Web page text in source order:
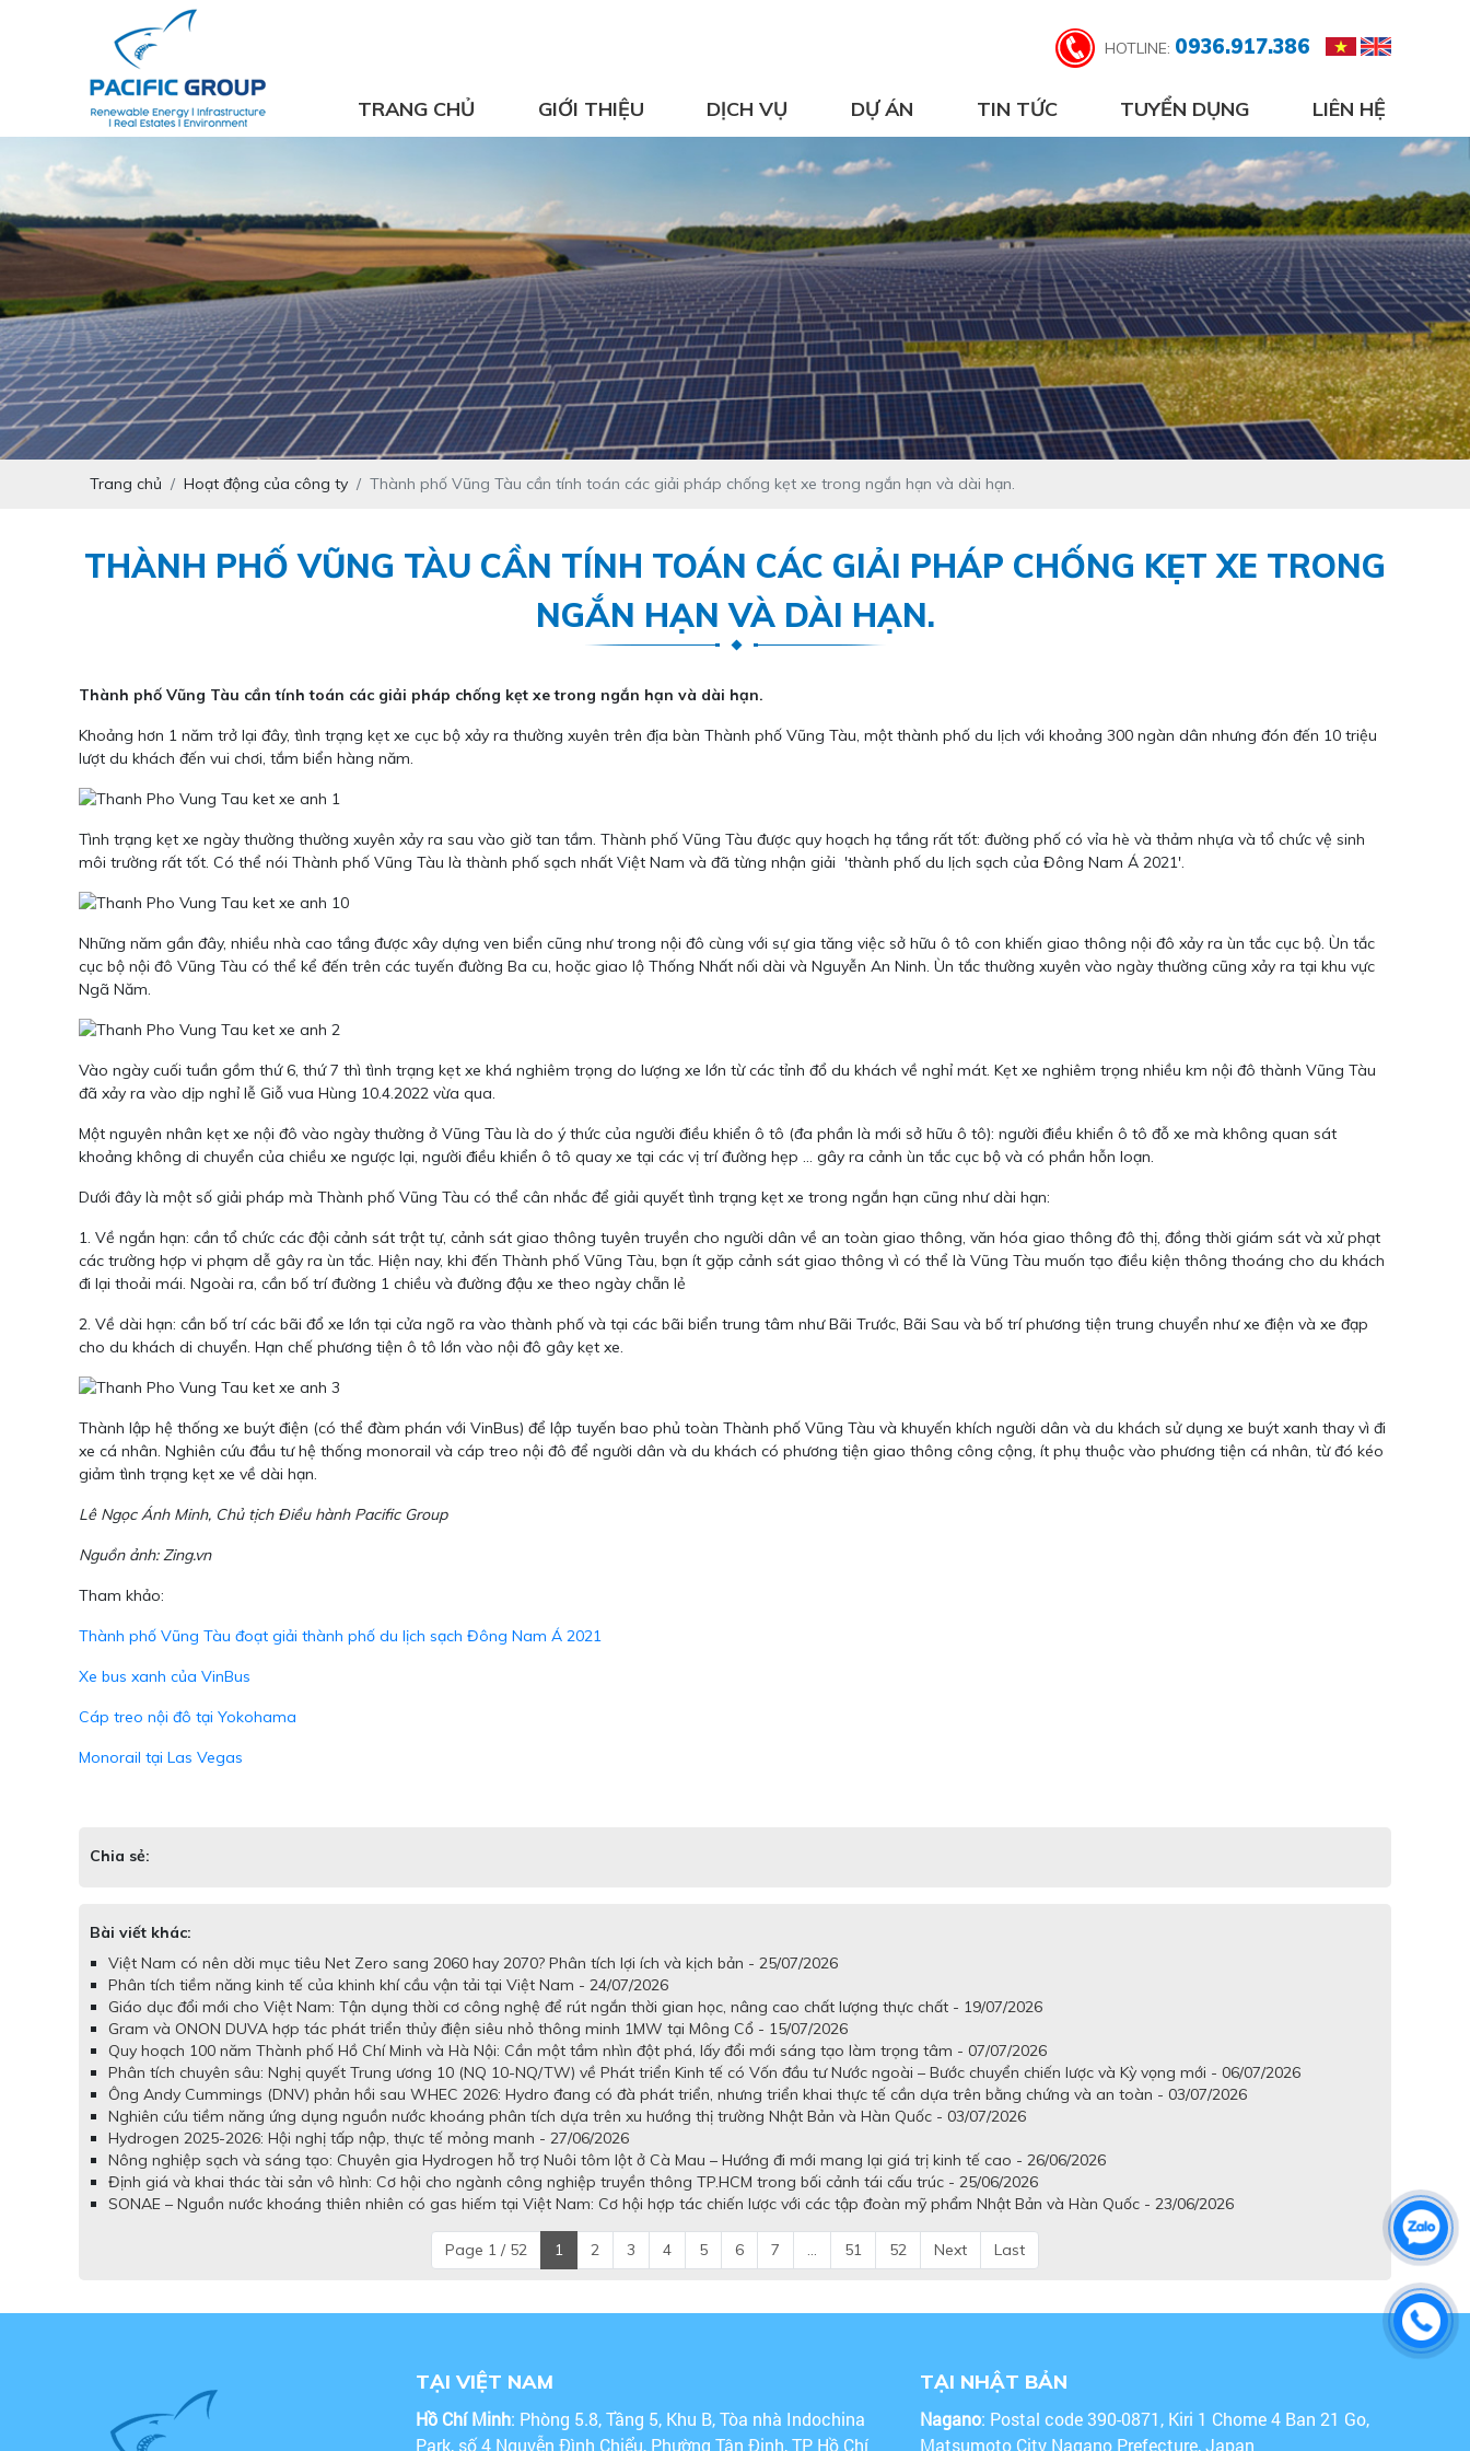
HOTLINE: 0936.917.386
TRANG CHỦ GIỚI THIỆU DỊCH VỤ DỰ ÁN TIN TỨC TUYỂN DỤNG LIÊN HỆ
Trang chủ Hoạt động của công ty Thành phố Vũng Tàu cần tính toán các giải pháp chống kẹt xe trong ngắn hạn và dài hạn.
THÀNH PHỐ VŨNG TÀU CẦN TÍNH TOÁN CÁC GIẢI PHÁP CHỐNG KẸT XE TRONG
NGẮN HẠN VÀ DÀI HẠN.
Thành phố Vũng Tàu cần tính toán các giải pháp chống kẹt xe trong ngắn hạn và dài hạn.
Khoảng hơn 1 năm trở lại đây, tình trạng kẹt xe cục bộ xảy ra thường xuyên trên địa bàn Thành phố Vũng Tàu, một thành phố du lịch với khoảng 300 ngàn dân nhưng đón đến 10 triệu
lượt du khách đến vui chơi, tắm biển hàng năm.
Tình trạng kẹt xe ngày thường thường xuyên xảy ra sau vào giờ tan tầm. Thành phố Vũng Tàu được quy hoạch hạ tầng rất tốt: đường phố có vỉa hè và thảm nhựa và tổ chức vệ sinh
môi trường rất tốt. Có thể nói Thành phố Vũng Tàu là thành phố sạch nhất Việt Nam và đã từng nhận giải 'thành phố du lịch sạch của Đông Nam Á 2021'.
Những năm gần đây, nhiều nhà cao tầng được xây dựng ven biển cũng như trong nội đô cùng với sự gia tăng việc sở hữu ô tô con khiến giao thông nội đô xảy ra ùn tắc cục bộ. Ùn tắc
cục bộ nội đô Vũng Tàu có thể kể đến trên các tuyến đường Ba cu, hoặc giao lộ Thống Nhất nối dài và Nguyễn An Ninh. Ùn tắc thường xuyên vào ngày thường cũng xảy ra tại khu vực
Ngã Năm.
Vào ngày cuối tuần gồm thứ 6, thứ 7 thì tình trạng kẹt xe khá nghiêm trọng do lượng xe lớn từ các tỉnh đổ du khách về nghỉ mát. Kẹt xe nghiêm trọng nhiều km nội đô thành Vũng Tàu
đã xảy ra vào dịp nghỉ lễ Giỗ vua Hùng 10.4.2022 vừa qua.
Một nguyên nhân kẹt xe nội đô vào ngày thường ở Vũng Tàu là do ý thức của người điều khiển ô tô (đa phần là mới sở hữu ô tô): người điều khiển ô tô đỗ xe mà không quan sát
khoảng không di chuyển của chiều xe ngược lại, người điều khiển ô tô quay xe tại các vị trí đường hẹp ... gây ra cảnh ùn tắc cục bộ và có phần hỗn loạn.
Dưới đây là một số giải pháp mà Thành phố Vũng Tàu có thể cân nhắc để giải quyết tình trạng kẹt xe trong ngắn hạn cũng như dài hạn:
1. Về ngắn hạn: cần tổ chức các đội cảnh sát trật tự, cảnh sát giao thông tuyên truyền cho người dân về an toàn giao thông, văn hóa giao thông đô thị, đồng thời giám sát và xử phạt
các trường hợp vi phạm dễ gây ra ùn tắc. Hiện nay, khi đến Thành phố Vũng Tàu, bạn ít gặp cảnh sát giao thông vì có thể là Vũng Tàu muốn tạo điều kiện thông thoáng cho du khách
đi lại thoải mái. Ngoài ra, cần bố trí đường 1 chiều và đường đậu xe theo ngày chẵn lẻ
2. Về dài hạn: cần bố trí các bãi đổ xe lớn tại cửa ngõ ra vào thành phố và tại các bãi biển trung tâm như Bãi Trước, Bãi Sau và bố trí phương tiện trung chuyển như xe điện và xe đạp
cho du khách di chuyển. Hạn chế phương tiện ô tô lớn vào nội đô gây kẹt xe.
Thành lập hệ thống xe buýt điện (có thể đàm phán với VinBus) để lập tuyến bao phủ toàn Thành phố Vũng Tàu và khuyến khích người dân và du khách sử dụng xe buýt xanh thay vì đi
xe cá nhân. Nghiên cứu đầu tư hệ thống monorail và cáp treo nội đô để người dân và du khách có phương tiện giao thông công cộng, ít phụ thuộc vào phương tiện cá nhân, từ đó kéo
giảm tình trạng kẹt xe về dài hạn.
Lê Ngọc Ánh Minh, Chủ tịch Điều hành Pacific Group
Nguồn ảnh: Zing.vn
Tham khảo:
Thành phố Vũng Tàu đoạt giải thành phố du lịch sạch Đông Nam Á 2021
Xe bus xanh của VinBus
Cáp treo nội đô tại Yokohama
Monorail tại Las Vegas
Chia sẻ:
Bài viết khác:
Việt Nam có nên dời mục tiêu Net Zero sang 2060 hay 2070? Phân tích lợi ích và kịch bản - 25/07/2026
Phân tích tiềm năng kinh tế của khinh khí cầu vận tải tại Việt Nam - 24/07/2026
Giáo dục đổi mới cho Việt Nam: Tận dụng thời cơ công nghệ để rút ngắn thời gian học, nâng cao chất lượng thực chất - 19/07/2026
Gram và ONON DUVA hợp tác phát triển thủy điện siêu nhỏ thông minh 1MW tại Mông Cổ - 15/07/2026
Quy hoạch 100 năm Thành phố Hồ Chí Minh và Hà Nội: Cần một tầm nhìn đột phá, lấy đổi mới sáng tạo làm trọng tâm - 07/07/2026
Phân tích chuyên sâu: Nghị quyết Trung ương 10 (NQ 10-NQ/TW) về Phát triển Kinh tế có Vốn đầu tư Nước ngoài – Bước chuyển chiến lược và Kỳ vọng mới - 06/07/2026
Ông Andy Cummings (DNV) phản hồi sau WHEC 2026: Hydro đang có đà phát triển, nhưng triển khai thực tế cần dựa trên bằng chứng và an toàn - 03/07/2026
Nghiên cứu tiềm năng ứng dụng nguồn nước khoáng phân tích dựa trên xu hướng thị trường Nhật Bản và Hàn Quốc - 03/07/2026
Hydrogen 2025-2026: Hội nghị tấp nập, thực tế mỏng manh - 27/06/2026
Nông nghiệp sạch và sáng tạo: Chuyên gia Hydrogen hỗ trợ Nuôi tôm lột ở Cà Mau – Hướng đi mới mang lại giá trị kinh tế cao - 26/06/2026
Định giá và khai thác tài sản vô hình: Cơ hội cho ngành công nghiệp truyền thông TP.HCM trong bối cảnh tái cấu trúc - 25/06/2026
SONAE – Nguồn nước khoáng thiên nhiên có gas hiếm tại Việt Nam: Cơ hội hợp tác chiến lược với các tập đoàn mỹ phẩm Nhật Bản và Hàn Quốc - 23/06/2026
Page 1 / 52 1 2 3 4 5 6 7 ... 51 52 Next Last
TẠI VIỆT NAM
Hồ Chí Minh: Phòng 5.8, Tầng 5, Khu B, Tòa nhà Indochina
Park, số 4 Nguyễn Đình Chiểu, Phường Tân Định, TP Hồ Chí
TẠI NHẬT BẢN
Nagano: Postal code 390-0871, Kiri 1 Chome 4 Ban 21 Go,
Matsumoto City Nagano Prefecture, Japan